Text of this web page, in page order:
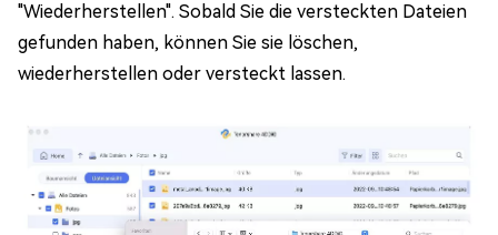
"Wiederherstellen". Sobald Sie die versteckten Dateien
gefunden haben, können Sie sie löschen,
wiederherstellen oder versteckt lassen.